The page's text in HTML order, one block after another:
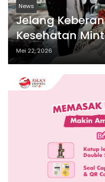
News
Jelang
Kesehatan
Aktifkan JKN
Mei 22, 2026